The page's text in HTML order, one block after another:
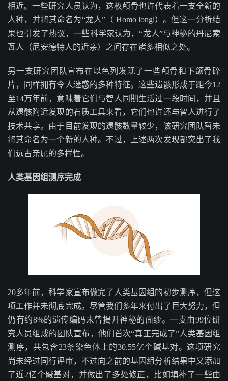
相近。一些研究人员认为，这枚颅骨也许代表着一支全新的
人种，并将其命名为“龙人”（ Homo longi）。但这一分析结
果也引发了热议，一些科学家认为，“龙人”与神秘的丹尼索
瓦人（尼安德特人的近亲）之间存在诸多相似之处。
另一支研究团队宣布在以色列发现了一些颅骨和下颌骨碎
片，同样拥有令人迷惑的多种特征。这些遗骸形成于距今12
至14万年前，意味着它们与智人同期生活过一段时间，并且
从遗骸附近发现的石质工具来看，它们也许还与智人进行了
技术共享。由于目前发现的遗骸数量较少，该研究团队暂未
将其命名为一个新的人种。不过，上述两次发现都突出了我
们远古亲属的多样性。
人类基因组测序完成
20多年前，科学家宣布做完了人类基因组的初步测序，但这
项工作并未彻底完成。尽管我们多年来付出了巨大努力，但
仍有约8%的遗传编码未曾揭开神秘的面纱。一支由99位研
究人员组成的团队宣布，他们首次“真正完成了”人类基因组
测序，共包含23条染色体上的30.55亿个碱基对。这项研究
尚未经过同行评审，不过向之前的基因组分析结果中又添加
了近2亿个碱基对，并做出了多处修正，比如填补了一些由